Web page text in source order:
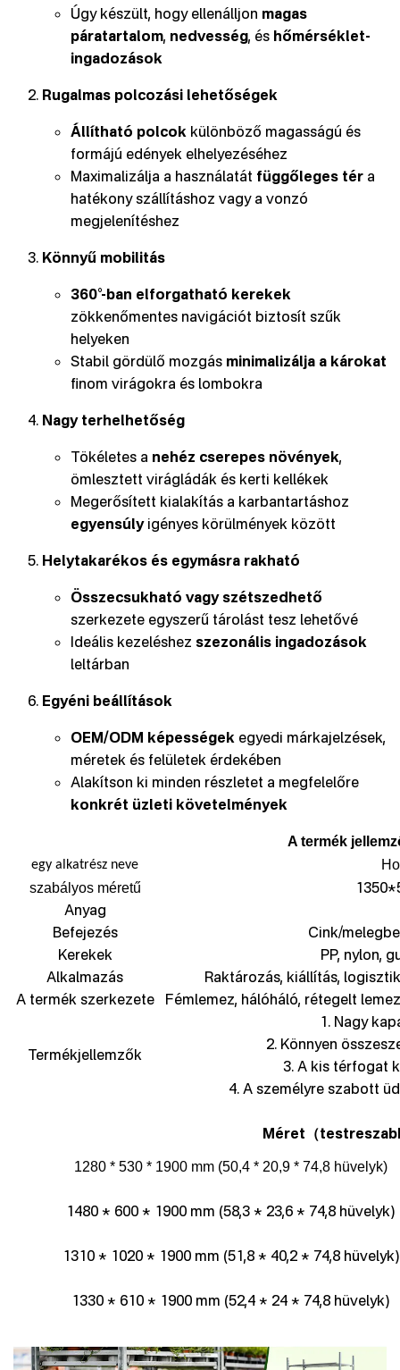
Úgy készült, hogy ellenálljon magas
páratartalom, nedvesség, és hőmérséklet-
ingadozások
Rugalmas polcozási lehetőségek
Állítható polcok különböző magasságú és
formájú edények elhelyezéséhez
Maximalizálja a használatát függőleges tér a
hatékony szállításhoz vagy a vonzó
megjelenítéshez
Könnyű mobilitás
360°-ban elforgatható kerekek
zökkenőmentes navigációt biztosít szűk
helyeken
Stabil gördülő mozgás minimalizálja a károkat
finom virágokra és lombokra
Nagy terhelhetőség
Tökéletes a nehéz cserepes növények,
ömlesztett virágládák és kerti kellékek
Megerősített kialakítás a karbantartáshoz
egyensúlyigényes körülmények között
Helytakarékos és egymásra rakható
Összecsukható vagy szétszedhető
szerkezete egyszerű tárolást tesz lehetővé
Ideális kezeléshez szezonális ingadozások
leltárban
Egyéni beállítások
OEM/ODM képességek egyedi márkajelzések,
méretek és felületek érdekében
Alakítson ki minden részletet a megfelelőre
konkrét üzleti követelmények
A termék
egy alkatrész neve
szabályos méretű
Anyag
Befejezés
Cink/
Kerekek
PP, nylon,
Alkalmazás
Raktározás, kiállítás,
A termék szerkezete
Fémlemez, hálóháló, rétegelt
Termékjellemzők
1. Nagy
2. Könnyen
3. A kis térfogat
4. A személyre szabott
Méret （
1280 * 530 * 1900 mm (50,4 * 20,9 * 74,8 hüvelyk)
1480 * 600 * 1900 mm (58,3 * 23,6 * 74,8 hüvelyk)
1310 * 1020 * 1900 mm (51,8 * 40,2 * 74,8 hüvelyk)
1330 * 610 * 1900 mm (52,4 * 24 * 74,8 hüvelyk)